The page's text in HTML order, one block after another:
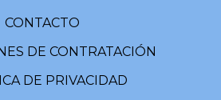
CONTACTO
DE CONTRATACIÓN
DE PRIVACIDAD